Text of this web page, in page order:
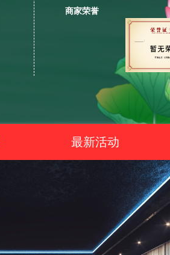
商家荣誉
最新活动